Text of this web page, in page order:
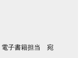
子書籍担当 宛